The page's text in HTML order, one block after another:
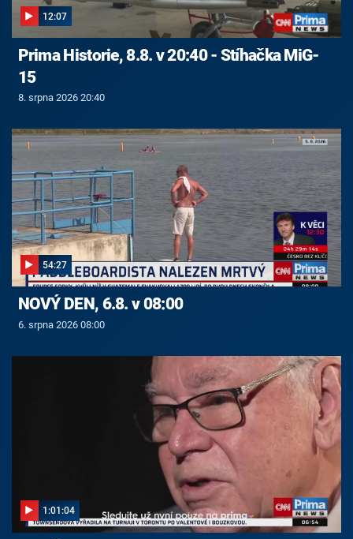
12:07
Prima Historie, 8.8. v 20:40 - Stíhačka MiG-
15
8. srpna 2026 20:40
54:27
NOVÝ DEN, 6.8. v 08:00
6. srpna 2026 08:00
1:01:04